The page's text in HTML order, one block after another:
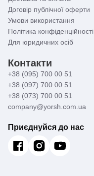
Договір публічної оферти
Умови використання
Політика конфіденційності
Для юридичних осіб
Контакти
+38 (095) 700 00 51
+38 (097) 700 00 51
+38 (073) 700 00 51
company@yorsh.com.ua
Приєднуйся до нас